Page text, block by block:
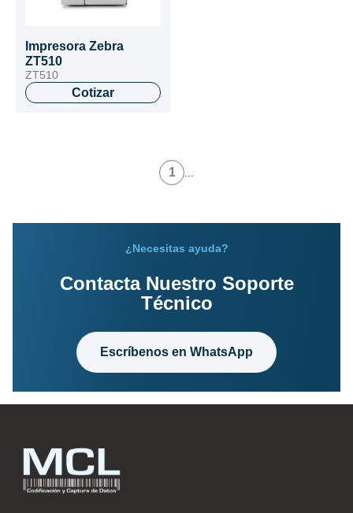
Impresora Zebra
ZT510
ZT510
Cotizar
1
¿Necesitas ayuda?
Contacta Nuestro Soporte
Técnico
Escríbenos en WhatsApp